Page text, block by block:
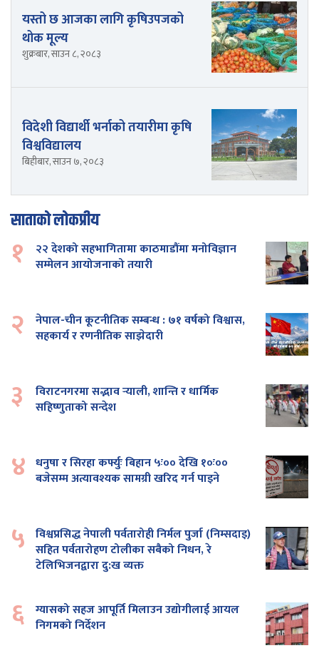
यस्तो छ आजका लागि कृषिउपजको
थोक मूल्य
शुक्रबार, साउन ८, २०८३
विदेशी विद्यार्थी भर्नाको तयारीमा कृषि
विश्वविद्यालय
बिहीबार, साउन ७, २०८३
साताको लोकप्रीय
१
२२ देशको सहभागितामा काठमाडौंमा मनोविज्ञान
सम्मेलन आयोजनाको तयारी
२
नेपाल-चीन कूटनीतिक सम्बन्ध : ७१ वर्षको विश्वास,
सहकार्य र रणनीतिक साझेदारी
३
विराटनगरमा सद्भाव र्‍याली, शान्ति र धार्मिक
सहिष्णुताको सन्देश
४ धनुषा र सिरहा कर्फ्युः बिहान ५ः०० देखि १०ः००
बजेसम्म अत्यावश्यक सामग्री खरिद गर्न पाइने
५ विश्वप्रसिद्ध नेपाली पर्वतारोही निर्मल पुर्जा (निम्सदाइ)
सहित पर्वतारोहण टोलीका सबैको निधन, रे
टेलिभिजनद्वारा दु:ख व्यक्त
६ ग्यासको सहज आपूर्ति मिलाउन उद्योगीलाई आयल
निगमको निर्देशन